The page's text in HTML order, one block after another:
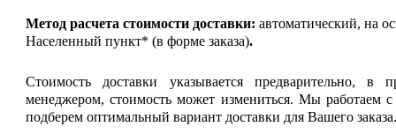
Метод расчета стоимости доставки: автоматический, на
Населенный пункт* (в форме заказа).
Стоимость доставки указывается предварительно, в
менеджером, стоимость может измениться. Мы работаем
подберем оптимальный вариант доставки для Вашего заказа.